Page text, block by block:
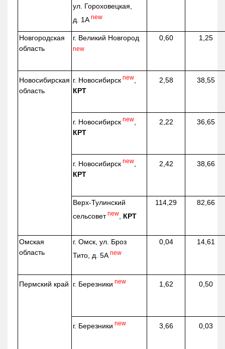
ул. Гороховецкая,
д. 1А new
Новгородская
область
г. Великий Новгород
new
0,60 1,25
Новосибирская
область
г. Новосибирск new
КРТ
2,58 38,55
г. Новосибирск new
КРТ
2,22 36,65
г. Новосибирск new
КРТ
2,42 38,66
Верх-Тулинский
сельсовет new КРТ
114,29 82,66
Омская
область
г. Омск, ул. Броз
Тито, д. 5А new
0,04 14,61
Пермский край г. Березники new 1,62 0,50
г. Березники new 3,66 0,03